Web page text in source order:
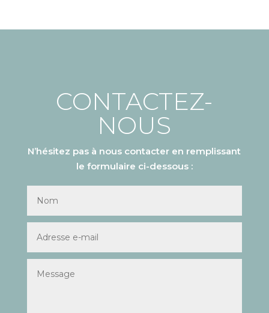
CONTACTEZ-
NOUS
N’hésitez pas à nous contacter en remplissant
le formulaire ci-dessous :